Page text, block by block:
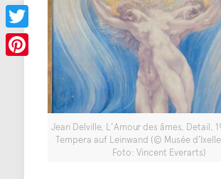
Jean Delville, L’Amour des âmes, Detail,
Tempera auf Leinwand (© Musée
Foto: Vincent Everarts)
Facebook
Twitter